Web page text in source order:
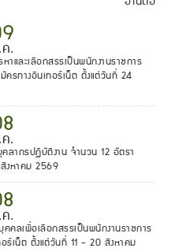
.
และเลือกสรรเป็นพนักงานราชการ
รทางอินเทอร์เน็ต ตั้งแต่วันที่ 24
.
ากรปฏิบัติงาน จำนวน 12 อัตรา
งหาคม 2569
.
ลเพื่อเลือกสรรเป็นพนักงานราชการ
ร์เน็ต ตั้งแต่วันที่ 11 - 20 สิงหาคม